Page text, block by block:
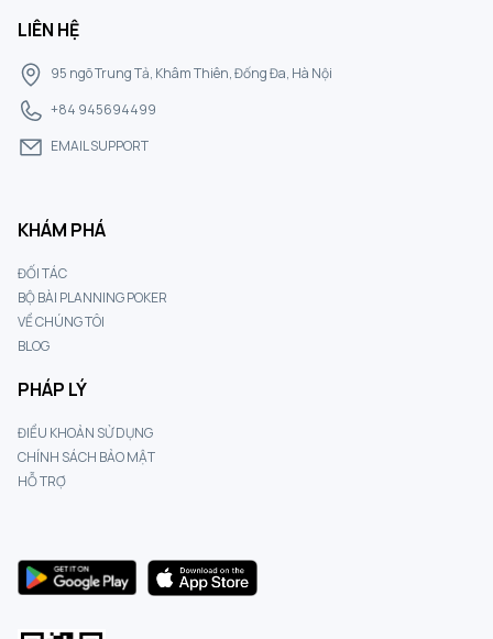
LIÊN HỆ
95 ngõ Trung Tả, Khâm Thiên, Đống Đa, Hà Nội
+84 945694499
EMAIL SUPPORT
KHÁM PHÁ
ĐỐI TÁC
BỘ BÀI PLANNING POKER
VỀ CHÚNG TÔI
BLOG
PHÁP LÝ
ĐIỀU KHOẢN SỬ DỤNG
CHÍNH SÁCH BẢO MẬT
HỖ TRỢ